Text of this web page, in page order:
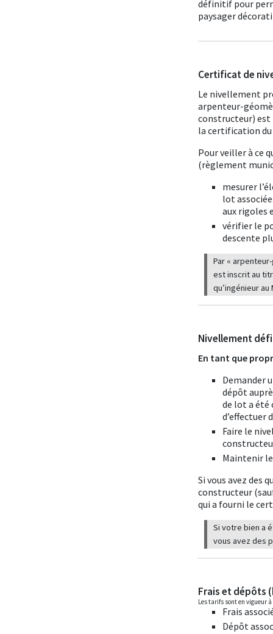
définitif pour
paysager
Certificat de
Le nivellement
arpenteur-
constructeur) est
la certification
Pour veiller à ce
(règlement
mesurer
lot
aux rigoles
vérifier le
descente
Par «
est inscrit au
qu’ingénieur au
Nivellement
En tant que
Demander
dépôt
de lot a été
d’effectuer
Faire le
Maintenir
Si vous avez des
constructeur
qui a fourni le
Si votre bien a
vous avez des
Frais et dépôts
Les tarifs sont en vigueur
Frais
Dépôt